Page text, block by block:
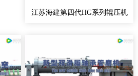
江苏海建第四代HG系列辊压机